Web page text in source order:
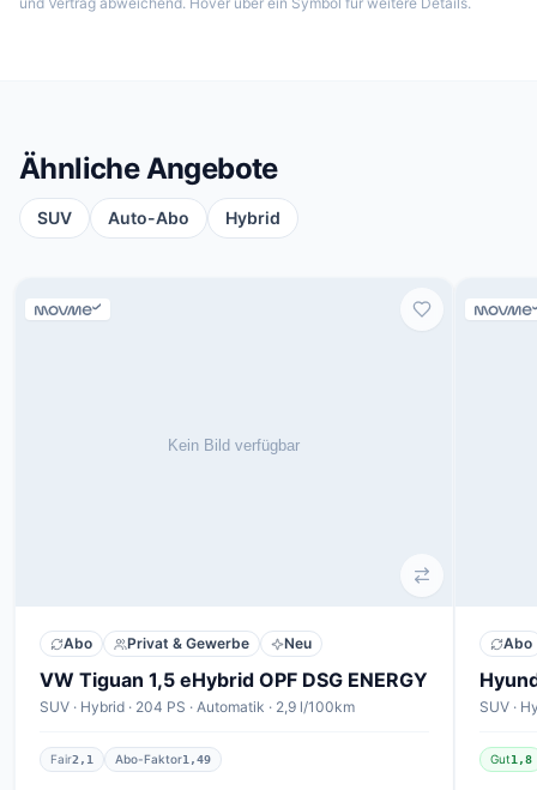
Ähnliche Angebote
SUV Auto-Abo Hybrid
Abo Privat & Gewerbe Neu
VW Tiguan 1,5 eHybrid OPF DSG ENERGY
SUV · Hybrid · 204 PS · Automatik · 2,9 l/100km
Fair2,1 Abo-Faktor1,49
Abo
SUV ·
Gut1,8